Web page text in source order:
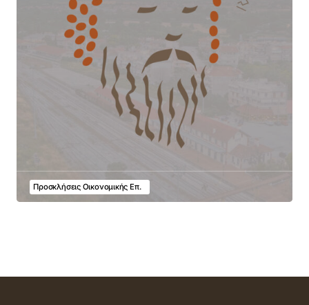
Προσκλήσεις Οικονομικής Επ.